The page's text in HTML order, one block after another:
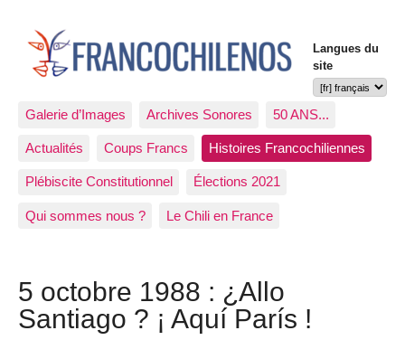
Langues du
site
Galerie d’Images Archives Sonores 50 ANS...
Actualités Coups Francs Histoires Francochiliennes
Plébiscite Constitutionnel Élections 2021
Qui sommes nous ? Le Chili en France
5 octobre 1988 : ¿Allo
Santiago ? ¡ Aquí París !